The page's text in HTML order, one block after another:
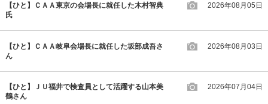
【ひと】ＣＡＡ東京の会場長に就任した木村智典
氏
2026年08月05日
【ひと】ＣＡＡ岐阜会場長に就任した坂部成吾さ
ん
2026年08月03日
【ひと】ＪＵ福井で検査員として活躍する山本美
鶴さん
2026年07月04日